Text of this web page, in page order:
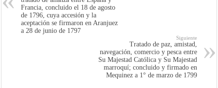
Francia, concluido el 18 de agosto
de 1796, cuya accesión y la
aceptación se firmaron en Aranjuez
a 28 de junio de 1797
Siguiente
Tratado de paz, amistad,
navegación, comercio y pesca entre
Su Majestad Católica y Su Majestad
marroquí; concluido y firmado en
Mequinez a 1° de marzo de 1799